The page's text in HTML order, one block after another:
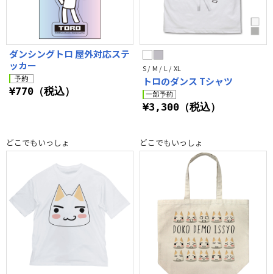
ダンシングトロ 屋外対応ステ
ッカー
¥770（税込）
S / M / L / XL
トロのダンス Tシャツ
¥3,300（税込）
どこでもいっしょ どこでもいっしょ